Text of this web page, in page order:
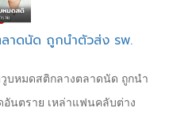
าดนัด ถูกนำตัวส่ง รพ.
วูบหมดสติกลางตลาดนัด ถูกนำ
นตราย เหล่าแฟนคลับต่าง